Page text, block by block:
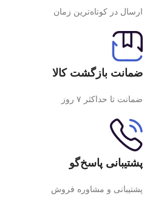
ارسال در کوتاه‌ترین زمان
ضمانت بازگشت کالا
ضمانت تا حداکثر ۷ روز
پشتیبانی پاسخ‌گو
پشتیبانی و مشاوره فروش